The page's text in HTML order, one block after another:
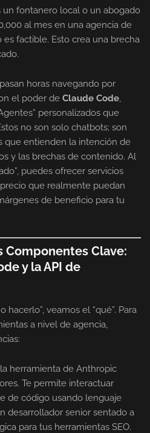
un fontanero local o un abogado
al mes en una agencia de
factible. Esto crea una brecha
horas navegando por
el poder de Claude Code,
personalizados que
no son solo chatbots; son
que entienden la intención de
y las brechas de contenido. Al
puedes ofrecer servicios
que realmente puedan
de beneficio para tu
Clave:
y la API de
veamos el “qué”. Para
a nivel de agencia,
herramienta de Anthropic
Te permite interactuar
de código usando lenguaje
desarrollador senior sentado a
para tus herramientas SEO.